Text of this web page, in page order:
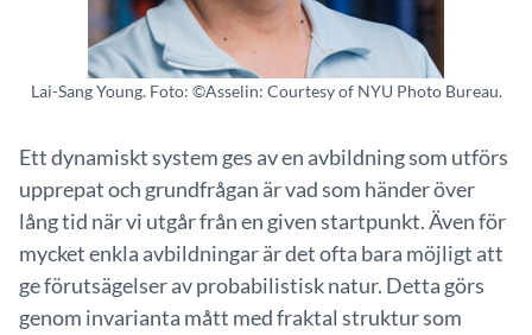
Lai-Sang Young. Foto: ©Asselin: Courtesy of NYU Photo Bureau.
Ett dynamiskt system ges av en avbildning som utförs
upprepat och grundfrågan är vad som händer över
lång tid när vi utgår från en given startpunkt. Även för
mycket enkla avbildningar är det ofta bara möjligt att
ge förutsägelser av probabilistisk natur. Detta görs
genom invarianta mått med fraktal struktur som